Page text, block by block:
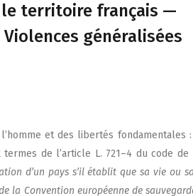
le territoire français —
généralisées
et des liber­tés fon­da­men­tales :
termes de l’article L. 721–4 du code de
d’un pays s’il éta­blit que sa vie ou
la Conven­tion euro­péenne de